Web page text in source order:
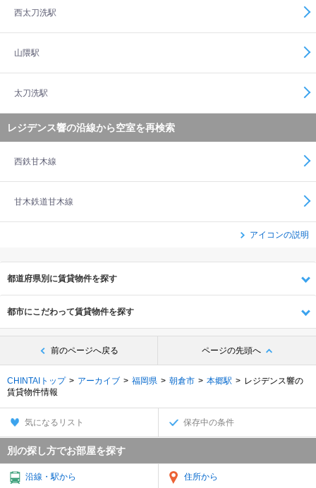
西太刀洗駅
山隈駅
太刀洗駅
レジデンス響の沿線から空室を再検索
西鉄甘木線
甘木鉄道甘木線
アイコンの説明
都道府県別に賃貸物件を探す
都市にこだわって賃貸物件を探す
前のページへ戻る ページの先頭へ
CHINTAIトップ アーカイブ 福岡県 朝倉市 本郷駅
レジデンス響の
賃貸物件情報
気になるリスト 保存中の条件
別の探し方でお部屋を探す
沿線・駅から 住所から